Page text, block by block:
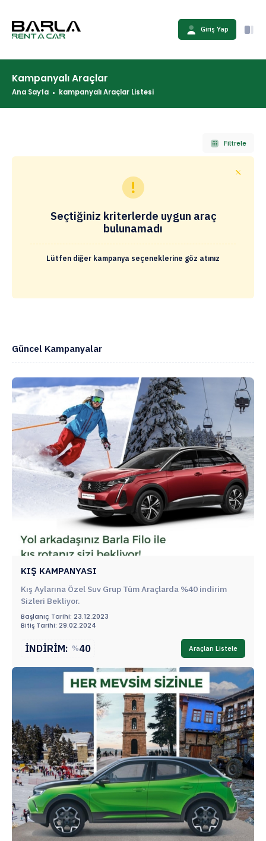
Giriş Yap
Kampanyalı Araçlar
Ana Sayfa kampanyalı Araçlar Listesi
Filtrele
Seçtiğiniz kriterlerde uygun araç
bulunamadı
Lütfen diğer kampanya seçeneklerine göz atınız
Güncel Kampanyalar
KIŞ KAMPANYASI
Kış Aylarına Özel Suv Grup Tüm Araçlarda %40 indirim
Sizleri Bekliyor.
Başlanıç Tarihi: 23.12.2023
Bitiş Tarihi: 29.02.2024
İNDİRİM: %40 Araçları Listele